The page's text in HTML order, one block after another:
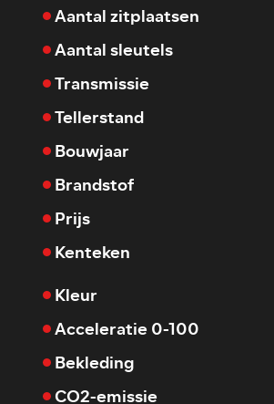
Aantal zitplaatsen
Aantal sleutels
Transmissie
Tellerstand
Bouwjaar
Brandstof
Prijs
Kenteken
Kleur
Acceleratie 0-100
Bekleding
CO2-emissie